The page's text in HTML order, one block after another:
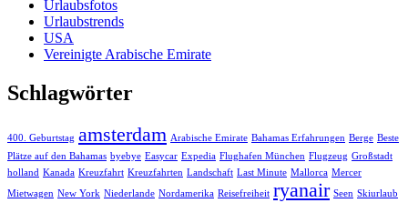
Urlaubsfotos
Urlaubstrends
USA
Vereinigte Arabische Emirate
Schlagwörter
400. Geburtstag amsterdam Arabische Emirate Bahamas Erfahrungen Berge Beste
Plätze auf den Bahamas byebye Easycar Expedia Flughafen München Flugzeug Großstadt
holland Kanada Kreuzfahrt Kreuzfahrten Landschaft Last Minute Mallorca Mercer
Mietwagen New York Niederlande Nordamerika Reisefreiheit ryanair Seen Skiurlaub